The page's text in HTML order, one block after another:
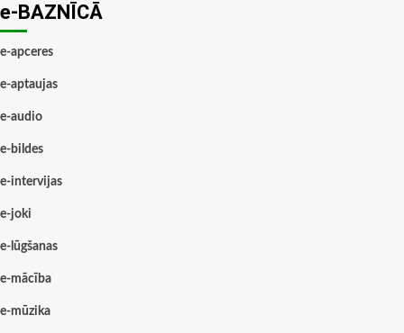
e-BAZNĪCĀ
e-apceres
e-aptaujas
e-audio
e-bildes
e-intervijas
e-joki
e-lūgšanas
e-mācība
e-mūzika